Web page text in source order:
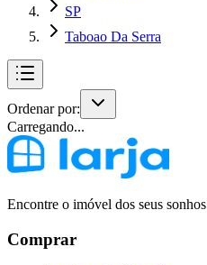
SP
Taboao Da Serra
Ordenar por:
Carregando...
Encontre o imóvel dos seus
Comprar